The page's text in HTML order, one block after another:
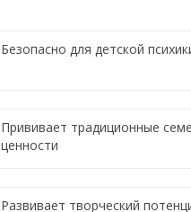
Безопасно для детской
Прививает традиционные
ценности
Развивает творческий